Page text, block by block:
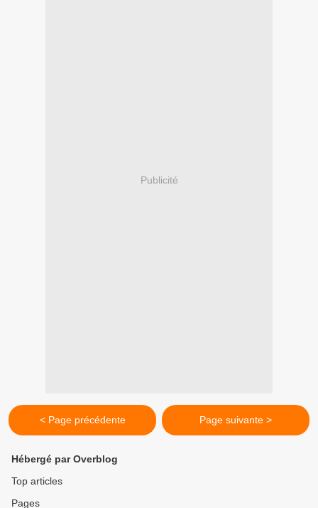
Publicité
< Page précédente Page suivante >
Hébergé par Overblog
Top articles
Pages